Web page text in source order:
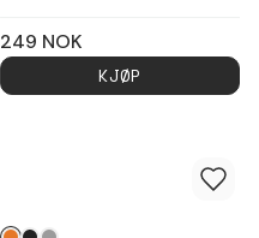
249 NOK
KJØP